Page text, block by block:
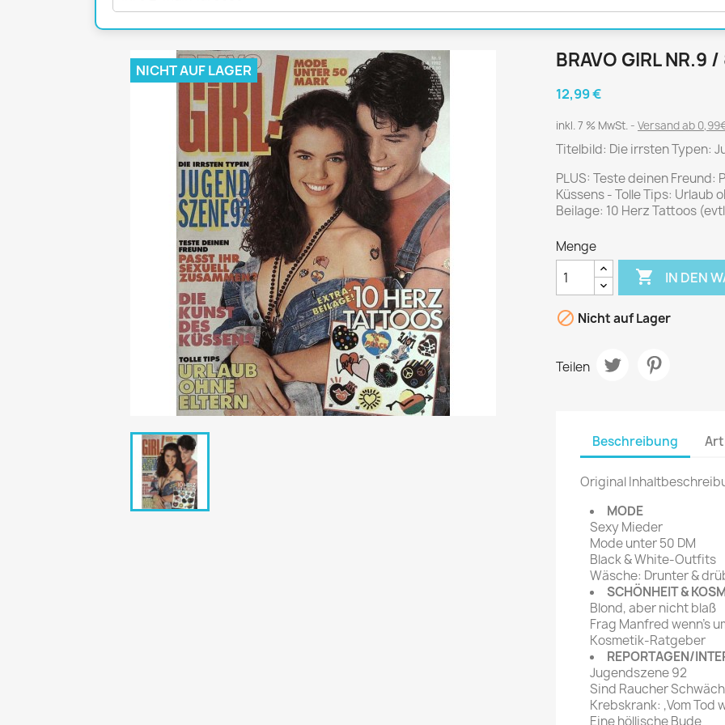
POP Rocky
Yam!
Shape
Gute Fahrt
Klassik Motorrad
Motor Klassik
Motorrad Classic
Motorrad Zeitschrift
Oldtimer Markt
Programmhefte Rennen
PS das Sport Motorrad
Rallye Racing
TOURENFAHRER
GESCHICHTE / POLITIK /
BOULEVARD
Bunte Illustrierte Zeitschrift
Cicero Zeitschrift
Das Magazin
Mare
TAGES &
WOCHENZEITUNGEN
Bildzeitung
Frankfurter Allgemeine
Magazin
Frankfurter Illustrierte
NICHT AUF LAGER BRAVO GIRL NR.9
12,99 €
inkl. 7 % MwSt. Versand ab
Titelbild: Die irrsten Typen:
PLUS: Teste deinen Freund:
Küssens - Tolle Tips: Urlaub
Beilage: 10 Herz Tattoos
Menge
 IN DEN
 Nicht auf Lager
Teilen
Beschreibung
Original
MODE
Sexy Mieder
Mode unter 50 DM
Black & White-Outfits
Wäsche: Drunter &
SCHÖNHEIT &
Blond, aber nicht blaß
Frag Manfred wenn's
Kosmetik-Ratgeber
REPORTAGEN/
Jugendszene 92
Sind Raucher
Krebskrank: ,Vom Tod
Eine höllische Bude